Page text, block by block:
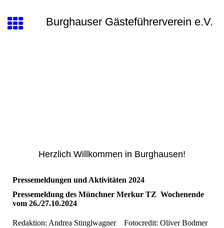
Burghauser Gästeführerverein e.V.
Herzlich Willkommen in Burghausen!
Pressemeldungen und Aktivitäten 2024
Pressemeldung des Münchner Merkur TZ Wochenende
vom 26./27.10.2024
Redaktion: Andrea Stinglwagner Fotocredit: Oliver Bodmer